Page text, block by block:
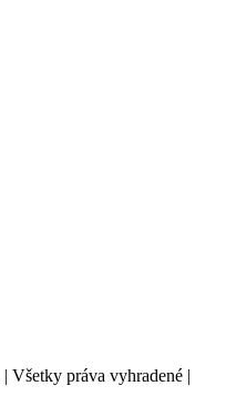
Všetky práva vyhradené |